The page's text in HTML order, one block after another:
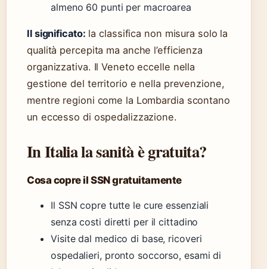
almeno 60 punti per macroarea
Il significato: la classifica non misura solo la
qualità percepita ma anche l’efficienza
organizzativa. Il Veneto eccelle nella
gestione del territorio e nella prevenzione,
mentre regioni come la Lombardia scontano
un eccesso di ospedalizzazione.
In Italia la sanità è gratuita?
Cosa copre il SSN gratuitamente
Il SSN copre tutte le cure essenziali
senza costi diretti per il cittadino
Visite dal medico di base, ricoveri
ospedalieri, pronto soccorso, esami di